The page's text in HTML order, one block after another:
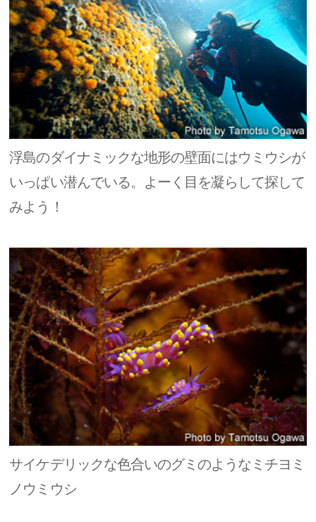
浮島のダイナミックな地形の壁面にはウミウシが
いっぱい潜んでいる。よーく目を凝らして探して
みよう！
サイケデリックな色合いのグミのようなミチヨミ
ノウミウシ